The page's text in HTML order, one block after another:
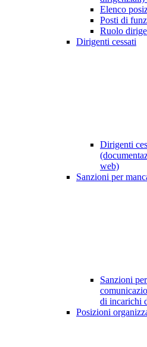
Elenco
Posti di
Ruolo
Dirigenti cessati
Dirigenti
web)
Sanzioni per
Sanzioni
di incarichi
Posizioni